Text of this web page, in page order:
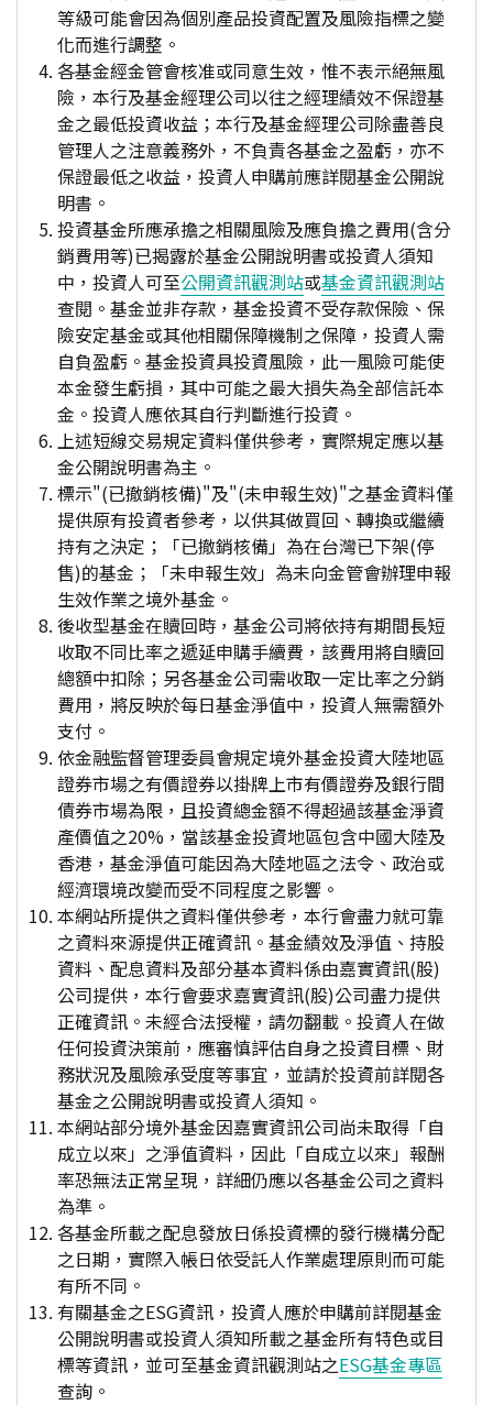
等級可能會因為個別產品投資配置及風險指標之變
化而進行調整。
各基金經金管會核准或同意生效，惟不表示絕無風
險，本行及基金經理公司以往之經理績效不保證基
金之最低投資收益；本行及基金經理公司除盡善良
管理人之注意義務外，不負責各基金之盈虧，亦不
保證最低之收益，投資人申購前應詳閱基金公開說
明書。
投資基金所應承擔之相關風險及應負擔之費用(含分
銷費用等)已揭露於基金公開說明書或投資人須知
中，投資人可至公開資訊觀測站或基金資訊觀測站
查閱。基金並非存款，基金投資不受存款保險、保
險安定基金或其他相關保障機制之保障，投資人需
自負盈虧。基金投資具投資風險，此一風險可能使
本金發生虧損，其中可能之最大損失為全部信託本
金。投資人應依其自行判斷進行投資。
上述短線交易規定資料僅供參考，實際規定應以基
金公開說明書為主。
標示"(已撤銷核備)"及"(未申報生效)"之基金資料僅
提供原有投資者參考，以供其做買回、轉換或繼續
持有之決定；「已撤銷核備」為在台灣已下架(停
售)的基金；「未申報生效」為未向金管會辦理申報
生效作業之境外基金。
後收型基金在贖回時，基金公司將依持有期間長短
收取不同比率之遞延申購手續費，該費用將自贖回
總額中扣除；另各基金公司需收取一定比率之分銷
費用，將反映於每日基金淨值中，投資人無需額外
支付。
依金融監督管理委員會規定境外基金投資大陸地區
證券市場之有價證券以掛牌上市有價證券及銀行間
債券市場為限，且投資總金額不得超過該基金淨資
產價值之20%，當該基金投資地區包含中國大陸及
香港，基金淨值可能因為大陸地區之法令、政治或
經濟環境改變而受不同程度之影響。
本網站所提供之資料僅供參考，本行會盡力就可靠
之資料來源提供正確資訊。基金績效及淨值、持股
資料、配息資料及部分基本資料係由嘉實資訊(股)
公司提供，本行會要求嘉實資訊(股)公司盡力提供
正確資訊。未經合法授權，請勿翻載。投資人在做
任何投資決策前，應審慎評估自身之投資目標、財
務狀況及風險承受度等事宜，並請於投資前詳閱各
基金之公開說明書或投資人須知。
本網站部分境外基金因嘉實資訊公司尚未取得「自
成立以來」之淨值資料，因此「自成立以來」報酬
率恐無法正常呈現，詳細仍應以各基金公司之資料
為準。
各基金所載之配息發放日係投資標的發行機構分配
之日期，實際入帳日依受託人作業處理原則而可能
有所不同。
有關基金之ESG資訊，投資人應於申購前詳閱基金
公開說明書或投資人須知所載之基金所有特色或目
標等資訊，並可至基金資訊觀測站之ESG基金專區
查詢。